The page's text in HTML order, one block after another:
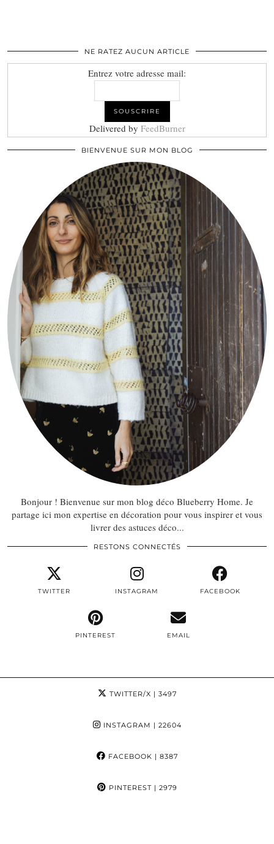
NE RATEZ AUCUN ARTICLE
Entrez votre adresse mail:
Delivered by FeedBurner
BIENVENUE SUR MON BLOG
Bonjour ! Bienvenue sur mon blog déco Blueberry Home. Je
partage ici mon expertise en décoration pour vous inspirer et vous
livrer des astuces déco...
RESTONS CONNECTÉS
TWITTER INSTAGRAM FACEBOOK
PINTEREST EMAIL
TWITTER/X | 3497
INSTAGRAM | 22604
FACEBOOK | 8387
PINTEREST| 2979